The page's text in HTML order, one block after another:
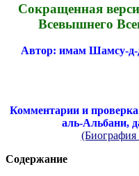
Сокращенная
Всевышнего
Автор: имам Шамсу-д-
Комментарии и
аль-Альбани,
Содержание